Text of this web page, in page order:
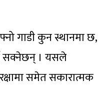
गाडी कुन स्थानमा छ,
सक्नेछन् । यसले
समेत सकारात्मक